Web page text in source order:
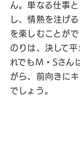
ん。単なる仕事
し、情熱を注げ
を楽しむことが
のりは、決して
れでもM・Sさん
がら、前向きに
でしょう。